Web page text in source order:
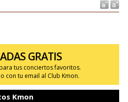
GRATIS
tus conciertos favoritos.
con tu email al Club Kmon.
Kmon